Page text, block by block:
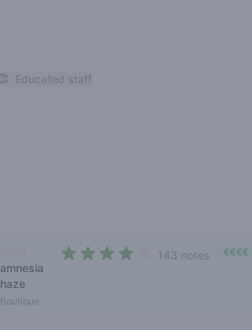
Educated staff
amnesia
haze
Boutique
143 notes €€€€